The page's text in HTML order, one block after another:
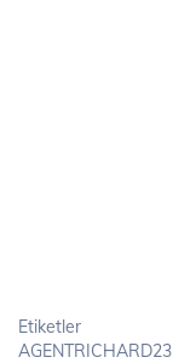
Etiketler
AGENTRICHARD23